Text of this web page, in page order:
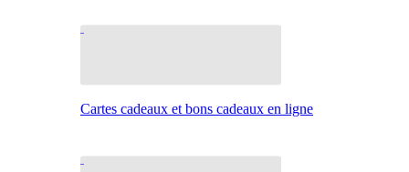
Cartes cadeaux et bons cadeaux en ligne